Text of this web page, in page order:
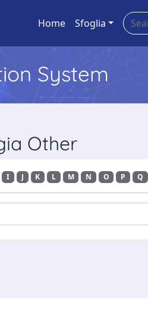
Home Sfoglia
System
Other
I J K L M N O P Q